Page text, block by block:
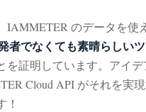
IAMMETER のデータを使
者でなくても素晴らしい
を証明しています。アイデ
Cloud API がそれを実
！